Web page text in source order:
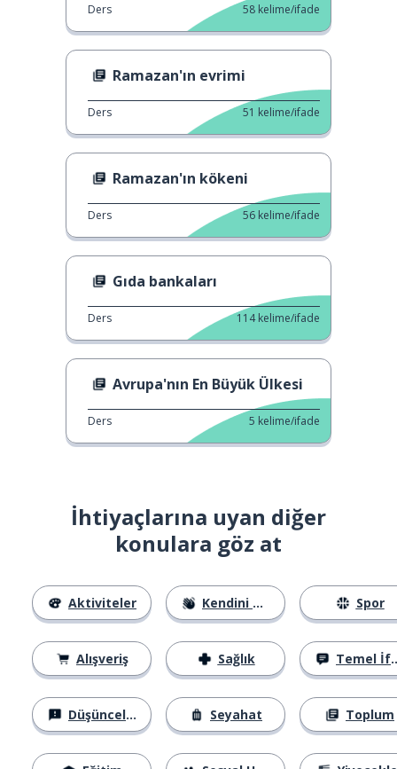
Ders 58 kelime/ifade
Ramazan'ın evrimi
Ders 51 kelime/ifade
Ramazan'ın kökeni
Ders 56 kelime/ifade
Gıda bankaları
Ders 114 kelime/ifade
Avrupa'nın En Büyük Ülkesi
Ders 5 kelime/ifade
İhtiyaçlarına uyan diğer
konulara göz at
Aktiviteler
Alışveriş
Düşünceler
Kendini Tanıtma
Sağlık
Seyahat
Spor
Temel İfadeler
Toplum